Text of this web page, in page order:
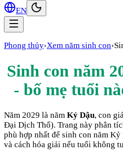
EN
Phong thủy›Xem năm sinh con›
Sinh con năm
- bố mẹ tuổi
Năm 2029 là năm Kỷ Dậu, con
Đại Dịch Thổ). Trang này phân
phù hợp nhất để sinh con năm Kỷ
và cách hóa giải nếu tuổi không